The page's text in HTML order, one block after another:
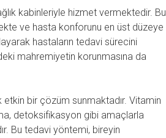
kabinleriyle hizmet vermektedir. Bu
ve hasta konforunu en üst düzeye
hastaların tedavi sürecini
mahremiyetin korunmasına da
etkin bir çözüm sunmaktadır. Vitamin
detoksifikasyon gibi amaçlarla
Bu tedavi yöntemi, bireyin